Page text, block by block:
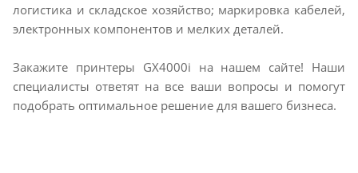
логистика и складское хозяйство; маркировка кабелей,
электронных компонентов и мелких деталей.
Закажите принтеры GX4000i на нашем сайте! Наши
специалисты ответят на все ваши вопросы и помогут
подобрать оптимальное решение для вашего бизнеса.